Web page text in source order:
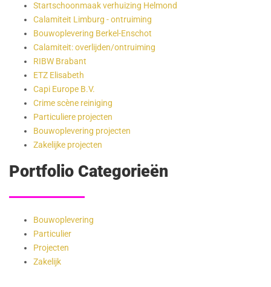
Startschoonmaak verhuizing Helmond
Calamiteit Limburg - ontruiming
Bouwoplevering Berkel-Enschot
Calamiteit: overlijden/ontruiming
RIBW Brabant
ETZ Elisabeth
Capi Europe B.V.
Crime scène reiniging
Particuliere projecten
Bouwoplevering projecten
Zakelijke projecten
Portfolio Categorieën
Bouwoplevering
Particulier
Projecten
Zakelijk